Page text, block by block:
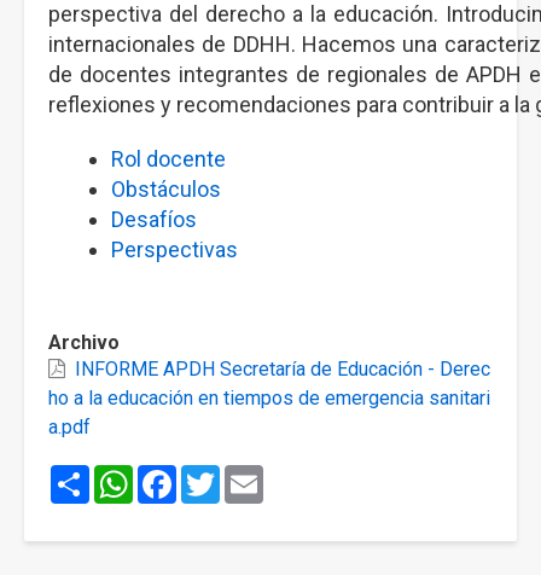
perspectiva del derecho a la educación.
internacionales de DDHH. Hacemos una
de docentes integrantes de regionales de APDH
reflexiones y recomendaciones para contribuir a
Rol docente
Obstáculos
Desafíos
Perspectivas
Archivo
INFORME APDH Secretaría de Educación - Derec
ho a la educación en tiempos de emergencia sanitari
a.pdf
ShareWhatsApp
Facebook
Twitter